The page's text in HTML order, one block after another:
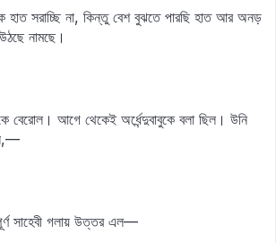
হাত সরাচ্ছি না, কিন্তু বেশ বুঝতে পারছি হাত আর অনড়
নামছে।
বেরোল। আগে থেকেই অর্ধেন্দুবাবুকে বলা ছিল। উনি
সাহেবী গলায় উত্তর এল—